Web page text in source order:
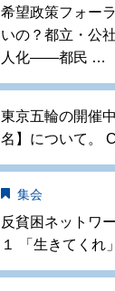
希望政策フォー
いの？都立・公
人化——都民 …
東京五輪の開催
名】について。
集会
反貧困ネットワ
１ 「生きてくれ